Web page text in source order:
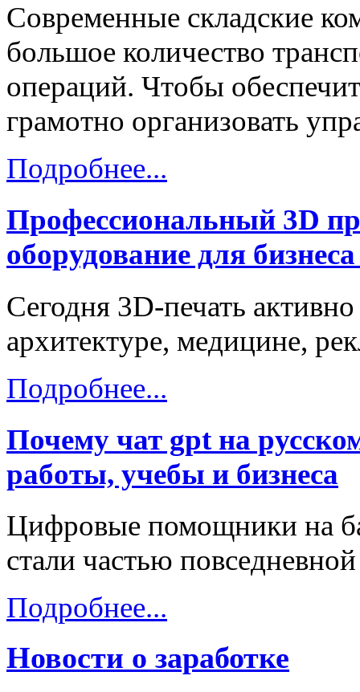
Современные складские
большое количество
операций. Чтобы
грамотно организовать
Подробнее...
Профессиональный 3D
оборудование для
Сегодня 3D-печать
архитектуре, медицине,
Подробнее...
Почему чат gpt на
работы, учебы и бизнеса
Цифровые помощники на
стали частью
Подробнее...
Новости о заработке